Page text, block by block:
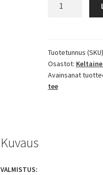
määrä
Tuotetunnus
Osastot:
Avainsanat
tee
Kuvaus
VALMISTUS: